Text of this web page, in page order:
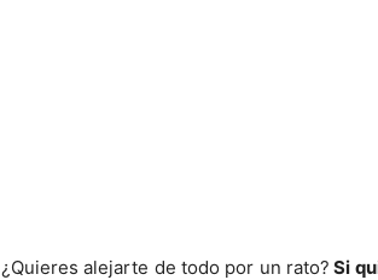
¿Quieres alejarte de todo por un rato? Si